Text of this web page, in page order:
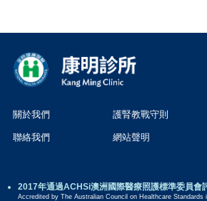
關於我們 護腎教戰守則
聯絡我們 網站聲明
2017年通過ACHSi澳洲國際醫療照護標準委員會
Accredited by The Australian Council on Healthcare Standards